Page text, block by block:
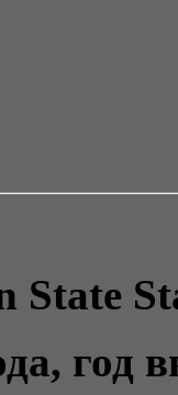
State
год